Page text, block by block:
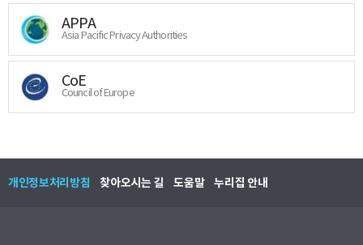
APPA
Asia Pacific Privacy Authorities
CoE
Council of Europe
개인정보처리방침 찾아오시는 길 도움말 누리집 안내